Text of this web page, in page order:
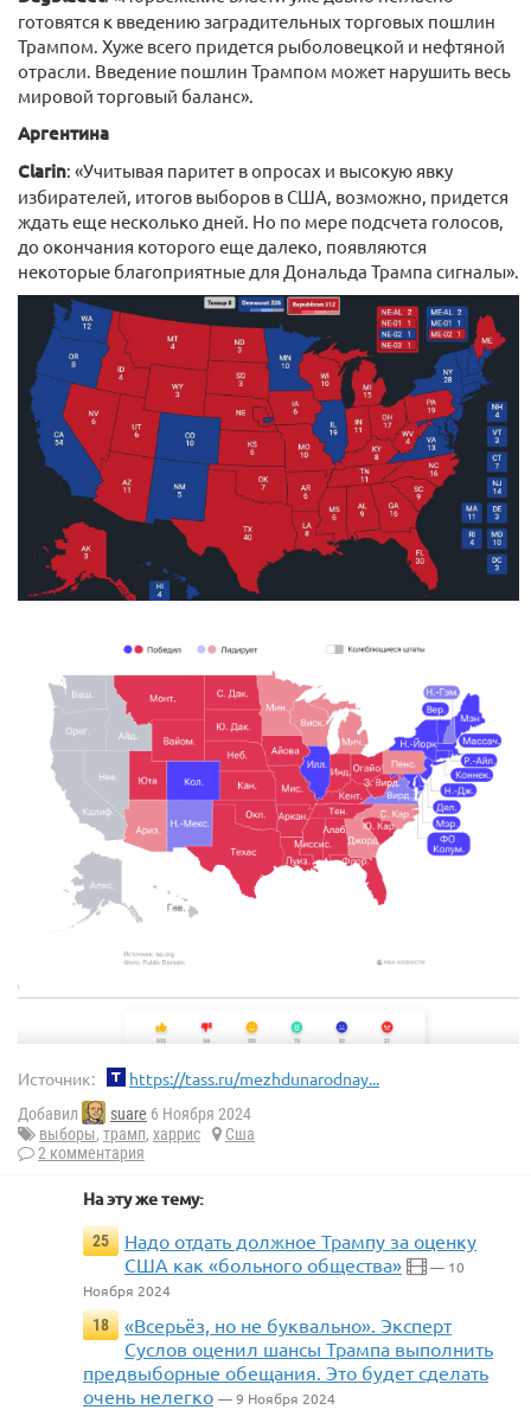
готовятся к введению заградительных торговых пошлин
Трампом. Хуже всего придется рыболовецкой и нефтяной
отрасли. Введение пошлин Трампом может нарушить весь
мировой торговый баланс».
Аргентина
Clarin: «Учитывая паритет в опросах и высокую явку
избирателей, итогов выборов в США, возможно, придется
ждать еще несколько дней. Но по мере подсчета голосов,
до окончания которого еще далеко, появляются
некоторые благоприятные для Дональда Трампа сигналы».
Источник: https://tass.ru/mezhdunarodnay...
Добавил suare 6 Ноября 2024
выборы, трамп, харрис
Сша
2 комментария
На эту же тему:
25
Надо отдать должное Трампу за оценку
США как «больного общества»
— 10
Ноября 2024
18
«Всерьёз, но не буквально». Эксперт
Суслов оценил шансы Трампа выполнить
предвыборные обещания. Это будет сделать
очень нелегко — 9 Ноября 2024